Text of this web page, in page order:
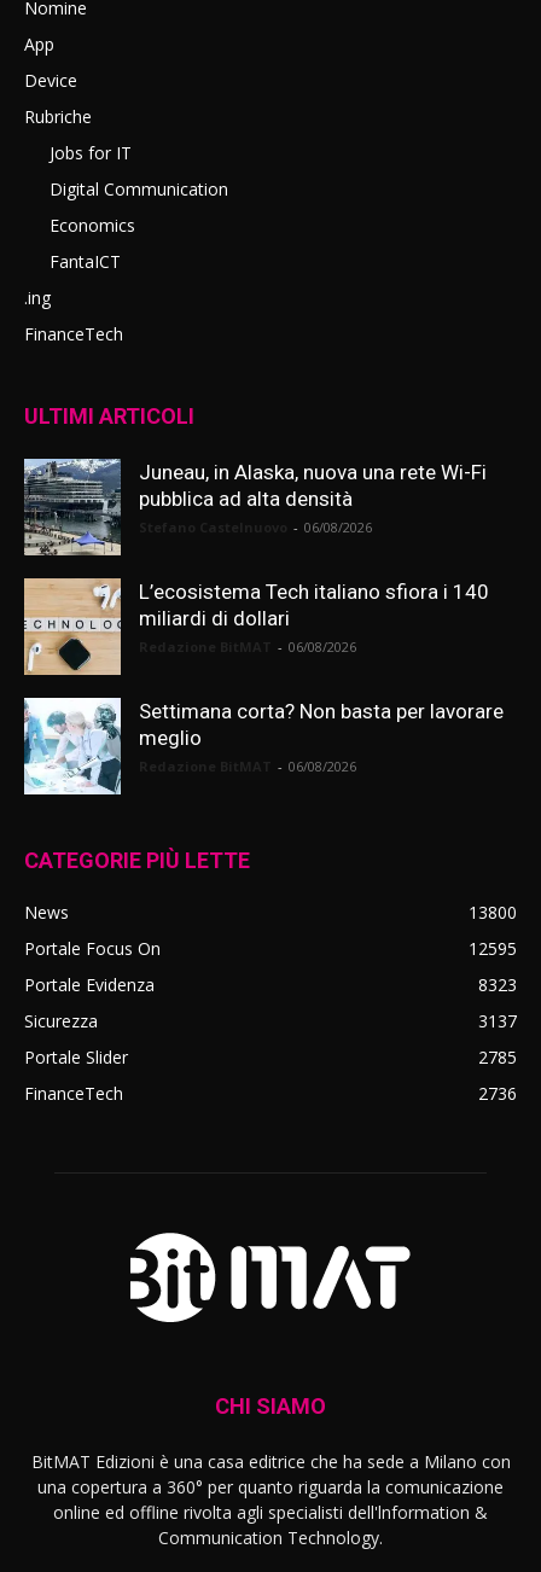
Nomine
App
Device
Rubriche
Jobs for IT
Digital Communication
Economics
FantaICT
.ing
FinanceTech
ULTIMI ARTICOLI
Juneau, in Alaska, nuova una rete Wi-Fi
pubblica ad alta densità
- 06/08/2026
L’ecosistema Tech italiano sfiora i 140
miliardi di dollari
- 06/08/2026
Settimana corta? Non basta per lavorare
meglio
- 06/08/2026
CATEGORIE PIÙ LETTE
News
13800
Portale Focus On
12595
Portale Evidenza
8323
Sicurezza
3137
Portale Slider
2785
FinanceTech
2736
CHI SIAMO
BitMAT Edizioni è una casa editrice che ha sede a Milano con
una copertura a 360° per quanto riguarda la comunicazione
online ed offline rivolta agli specialisti dell'lnformation &
Communication Technology.